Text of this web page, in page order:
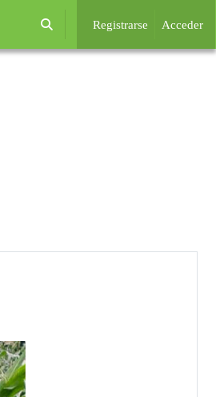
Selector de búsqueda de entrada
Registrarse Acceder